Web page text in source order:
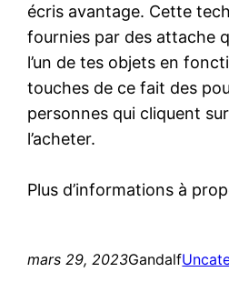
écris avantage. Cette
fournies par des attache
l’un de tes objets en
touches de ce fait des
personnes qui cliquent
l’acheter.
Plus d’informations à
mars 29, 2023Gandalf